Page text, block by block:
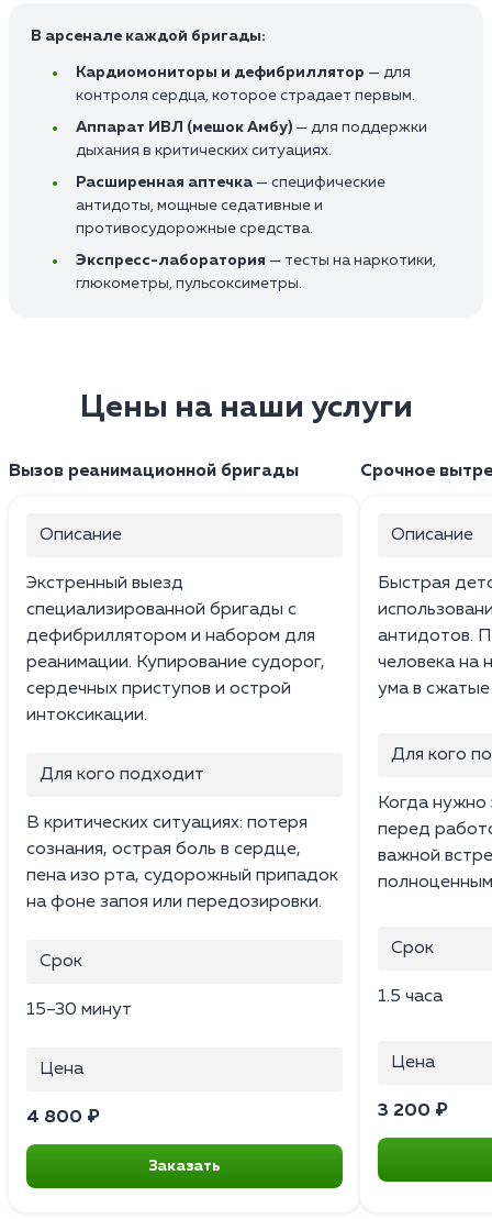
В арсенале каждой бригады:
Кардиомониторы и дефибриллятор — для
контроля сердца, которое страдает первым.
Аппарат ИВЛ (мешок Амбу) — для поддержки
дыхания в критических ситуациях.
Расширенная аптечка — специфические
антидоты, мощные седативные и
противосудорожные средства.
Экспресс-лаборатория — тесты на наркотики,
глюкометры, пульсоксиметры.
Цены на наши услуги
Вызов реанимационной бригады
Описание
Экстренный выезд
специализированной бригады с
дефибриллятором и набором для
реанимации. Купирование судорог,
сердечных приступов и острой
интоксикации.
Для кого подходит
В критических ситуациях: потеря
сознания, острая боль в сердце,
пена изо рта, судорожный припадок
на фоне запоя или передозировки.
Срок
15–30 минут
Цена
4 800 ₽
Заказать
Срочное
Описание
Быстрая
антидотов.
человека на
ума в сжатые
Для кого
Когда нужно
перед
важной
Срок
1.5 часа
Цена
3 200 ₽